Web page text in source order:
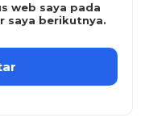
web saya pada
saya berikutnya.